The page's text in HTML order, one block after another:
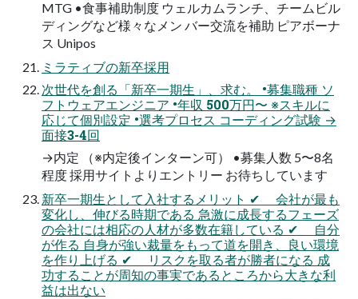
MTG •食事補助制度 ウェルカムランチ、チームビル
ディングなど様々なメン バー交流を補助 ピアボーナ
ス Unipos
ミラティブの新卒採用
次世代を創る「新卒一期生」、求む。 •募集職種 ソ
フトウェアエンジニア •年収 500万円〜 ※スキルに
応じて個別設定 •選考プロセス コーディング試験 →
面接3-4回
→内定 （※内定後インターン可） •募集人数 5〜8名
程度 採用サイトよりエントリー お待ちしています
新卒一期生として入社するメリット ✔ 会社が最も
変化し、伸びる時期である 急激に成長するフェーズ
の会社には相応の人材が多数在籍している ✔ 自分
が作る 自身が強い裁量をもって道を開き、良い環境
を作り上げる ✔ リスクを取る者が勝者になる 成
功することが周知の事実であるところから大きな利
益は出ない